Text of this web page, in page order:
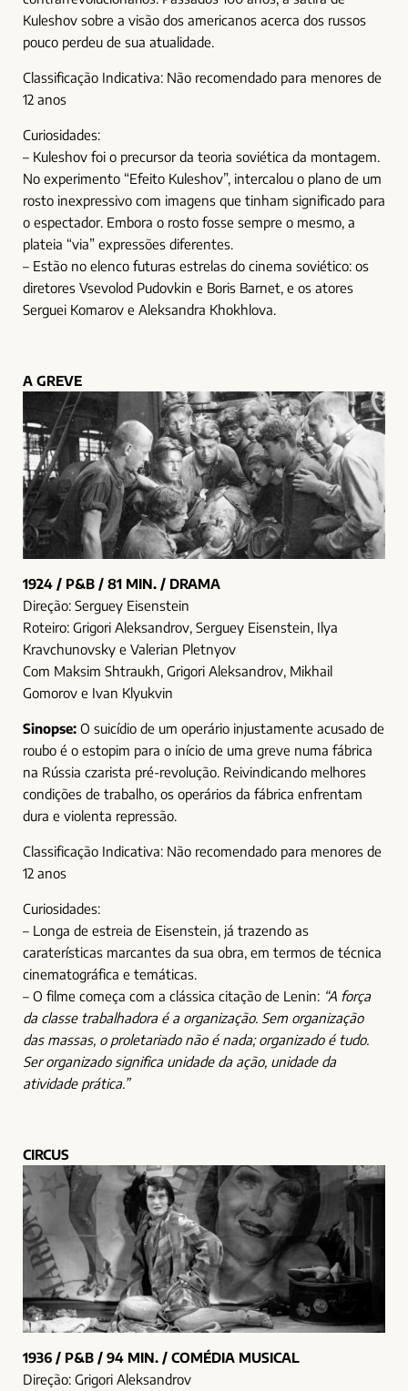
Kuleshov sobre a visão dos americanos acerca dos russos
pouco perdeu de sua atualidade.
Classificação Indicativa: Não recomendado para menores de
12 anos
Curiosidades:
– Kuleshov foi o precursor da teoria soviética da montagem.
No experimento “Efeito Kuleshov”, intercalou o plano de um
rosto inexpressivo com imagens que tinham significado para
o espectador. Embora o rosto fosse sempre o mesmo, a
plateia “via” expressões diferentes.
– Estão no elenco futuras estrelas do cinema soviético: os
diretores Vsevolod Pudovkin e Boris Barnet, e os atores
Serguei Komarov e Aleksandra Khokhlova.
A GREVE
1924 / P&B / 81 MIN. / DRAMA
Direção: Serguey Eisenstein
Roteiro: Grigori Aleksandrov, Serguey Eisenstein, Ilya
Kravchunovsky e Valerian Pletnyov
Com Maksim Shtraukh, Grigori Aleksandrov, Mikhail
Gomorov e Ivan Klyukvin
Sinopse: O suicídio de um operário injustamente acusado de
roubo é o estopim para o início de uma greve numa fábrica
na Rússia czarista pré-revolução. Reivindicando melhores
condições de trabalho, os operários da fábrica enfrentam
dura e violenta repressão.
Classificação Indicativa: Não recomendado para menores de
12 anos
Curiosidades:
– Longa de estreia de Eisenstein, já trazendo as
caraterísticas marcantes da sua obra, em termos de técnica
cinematográfica e temáticas.
– O filme começa com a clássica citação de Lenin: “A força
da classe trabalhadora é a organização. Sem organização
das massas, o proletariado não é nada; organizado é tudo.
Ser organizado significa unidade da ação, unidade da
atividade prática.”
CIRCUS
1936 / P&B / 94 MIN. / COMÉDIA MUSICAL
Direção: Grigori Aleksandrov